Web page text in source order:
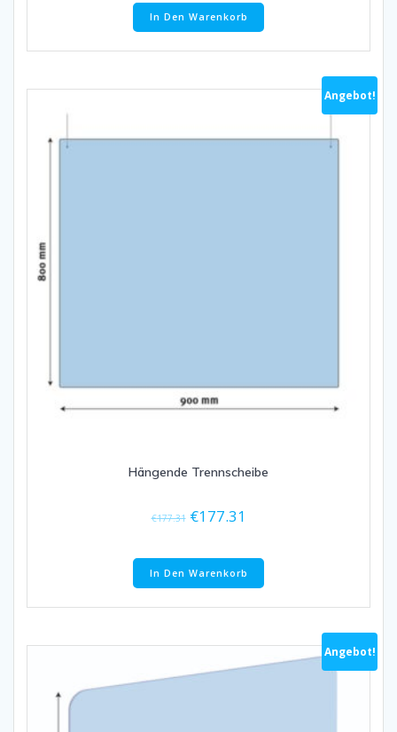
In Den Warenkorb
Angebot!
Hängende Trennscheibe
€177.31 €177.31
In Den Warenkorb
Angebot!